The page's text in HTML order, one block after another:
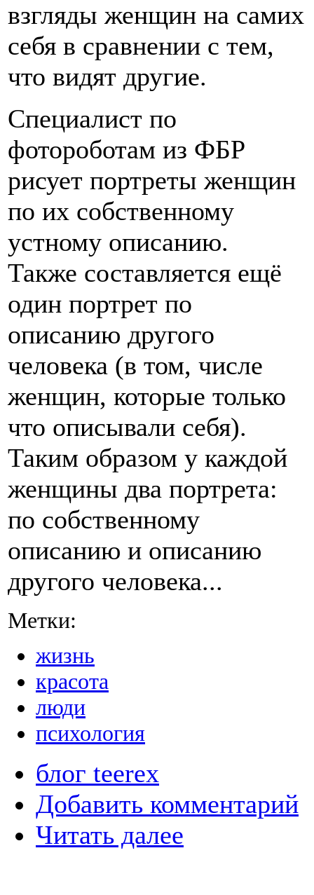
взгляды женщин на самих
себя в сравнении с тем,
что видят другие.
Специалист по
фотороботам из ФБР
рисует портреты женщин
по их собственному
устному описанию.
Также составляется ещё
один портрет по
описанию другого
человека (в том, числе
женщин, которые только
что описывали себя).
Таким образом у каждой
женщины два портрета:
по собственному
описанию и описанию
другого человека...
Метки:
жизнь
красота
люди
психология
блог teerex
Добавить комментарий
Читать далее